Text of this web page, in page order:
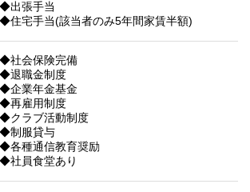
◆出張手当
◆住宅手当(該当者のみ5年間家賃半額)
◆社会保険完備
◆退職金制度
◆企業年金基金
◆再雇用制度
◆クラブ活動制度
◆制服貸与
◆各種通信教育奨励
◆社員食堂あり